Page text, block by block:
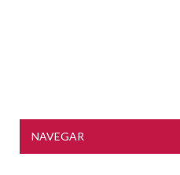
NAVEGAR